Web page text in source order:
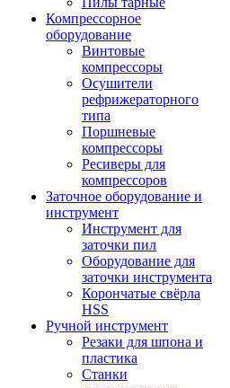
Компрессорное
оборудование
Винтовые
компрессоры
Осушители
рефрижераторного
типа
Поршневые
компрессоры
Ресиверы для
компрессоров
Заточное оборудование и
инструмент
Инструмент для
заточки пил
Оборудование для
заточки инструмента
Корончатые свёрла
HSS
Ручной инструмент
Резаки для шпона и
пластика
Станки